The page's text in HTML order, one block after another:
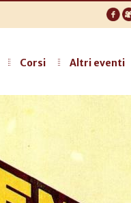
Corsi Altri eventi